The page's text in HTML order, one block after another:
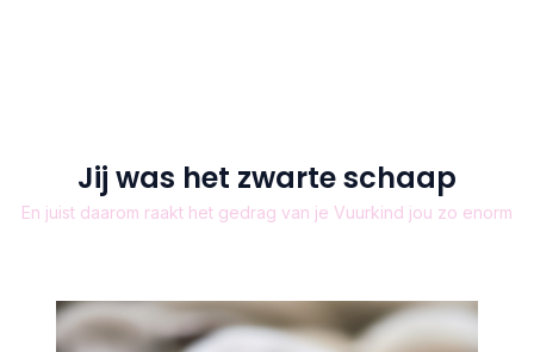
Jij was het zwarte schaap
En juist daarom raakt het gedrag van je Vuurkind jou zo enorm